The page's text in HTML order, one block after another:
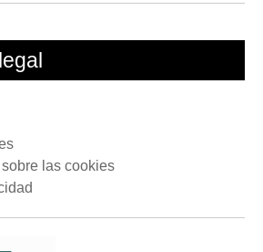
las cookies